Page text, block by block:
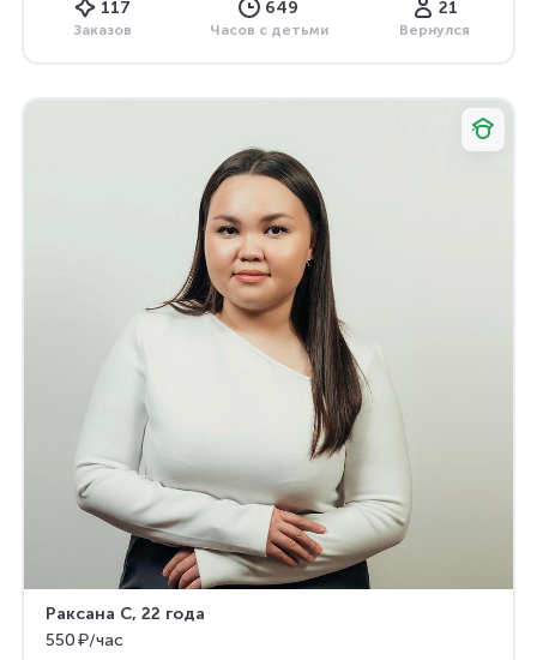
117
Заказов
649
Часов с детьми
21
Вернулся
Раксана С, 22 года
550 ₽/час